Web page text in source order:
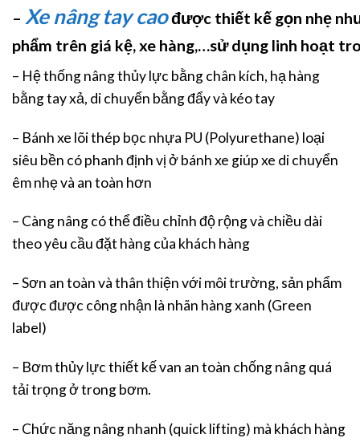
– Xe nâng tay caođược thiết kế gọn nhẹ
phẩm trên giá kệ, xe hàng,…sử dụng linh hoạt
– Hệ thống nâng thủy lực bằng chân kích, hạ hàng
bằng tay xả, di chuyển bằng đẩy và kéo tay
– Bánh xe lõi thép bọc nhựa PU (Polyurethane) loại
siêu bền có phanh định vị ở bánh xe giúp xe di chuyển
êm nhẹ và an toàn hơn
– Càng nâng có thể điều chỉnh độ rộng và chiều dài
theo yêu cầu đặt hàng của khách hàng
– Sơn an toàn và thân thiện với môi trường, sản phẩm
được được công nhận là nhãn hàng xanh (Green
label)
– Bơm thủy lực thiết kế van an toàn chống nâng quá
tải trọng ở trong bơm.
– Chức năng nâng nhanh (quick lifting) mà khách hàng